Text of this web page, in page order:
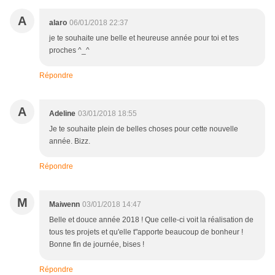
A alaro 06/01/2018 22:37
je te souhaite une belle et heureuse année pour toi et tes
proches ^_^
Répondre
A Adeline 03/01/2018 18:55
Je te souhaite plein de belles choses pour cette nouvelle
année. Bizz.
Répondre
M Maiwenn 03/01/2018 14:47
Belle et douce année 2018 ! Que celle-ci voit la réalisation de
tous tes projets et qu'elle t"apporte beaucoup de bonheur !
Bonne fin de journée, bises !
Répondre